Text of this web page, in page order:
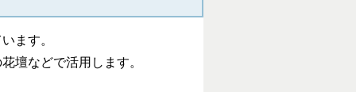
ます。
壇などで活用します。